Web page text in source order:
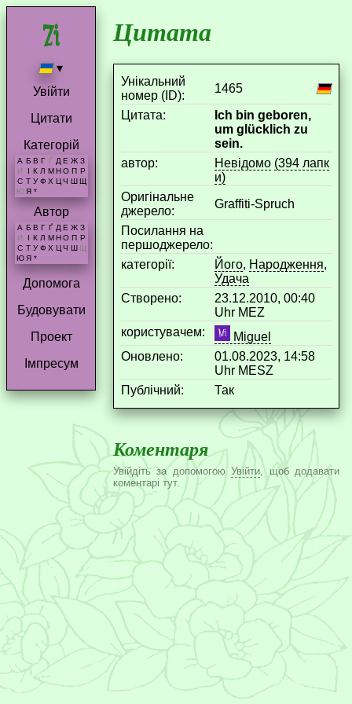
▾
Увійти
Цитати
Категорій
А Б В Г Ґ Д Е Ж З
И
І К Л М Н О П Р
С Т У Ф Х Ц Ч Ш Щ
Ю Я *
Автор
А Б В Г Ґ Д Е Ж З
И
К Л М Н О П Р
С Т У Ф Х Ц Ч Ш Щ
Ю Я *
Допомога
Будовувати
Проект
Імпресум
Цитата
Унікальний
номер (ID):
1465
Цитата:
Ich bin geboren,
um glücklich zu
sein.
aвтор:
Невідомо (394 лапк
и)
Оригінальне
джерело:
Graffiti-Spruch
Посилання на
першоджерело:
категорії:
Його, Народження,
Удача
Створено:
23.12.2010, 00:40
Uhr MEZ
користувачем:
Miguel
Оновлено:
01.08.2023, 14:58
Uhr MESZ
Публічний:
Так
Коментаря
Увійдіть за допомогоюУвійти , щоб додавати
коментарі тут.